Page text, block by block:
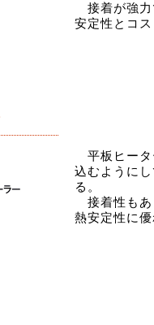
接着が強力
安定性とコ
平板ヒータ
込むように
る。
接着性もあ
熱安定性に